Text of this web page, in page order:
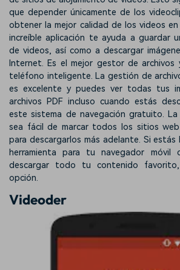
que depender únicamente de los
obtener la mejor calidad de los videos
increíble aplicación te ayuda a guardar
de videos, así como a descargar
Internet. Es el mejor gestor de archivos
teléfono inteligente. La gestión de
es excelente y puedes ver todas tus
archivos PDF incluso cuando estás
este sistema de navegación gratuito. La
sea fácil de marcar todos los sitios
para descargarlos más adelante. Si estás
herramienta para tu navegador móvil
descargar todo tu contenido
opción.
Videoder